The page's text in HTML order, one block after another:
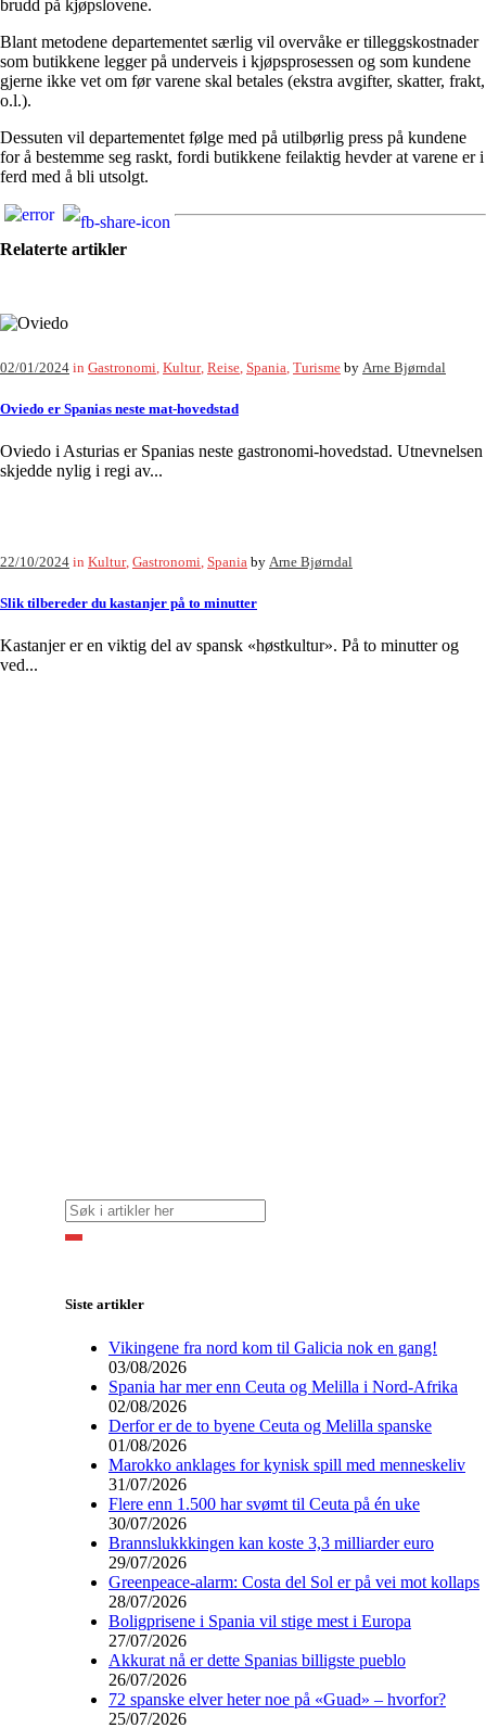
brudd på kjøpslovene.
Blant metodene departementet særlig vil overvåke er tilleggskostnader
som butikkene legger på underveis i kjøpsprosessen og som kundene
gjerne ikke vet om før varene skal betales (ekstra avgifter, skatter, frakt,
o.l.).
Dessuten vil departementet følge med på utilbørlig press på kundene
for å bestemme seg raskt, fordi butikkene feilaktig hevder at varene er i
ferd med å bli utsolgt.
Relaterte artikler
02/01/2024 in Gastronomi Kultur, Reise Spania Turisme by Arne Bjørndal
Oviedo er Spanias neste mat-hovedstad
Oviedo i Asturias er Spanias neste gastronomi-hovedstad. Utnevnelsen
skjedde nylig i regi av...
22/10/2024 in Kultur, Gastronomi, Spania by Arne Bjørndal
Slik tilbereder du kastanjer på to minutter
Kastanjer er en viktig del av spansk «høstkultur». På to minutter og
ved...
Siste artikler
Vikingene fra nord kom til Galicia nok en gang!
03/08/2026
Spania har mer enn Ceuta og Melilla i Nord-Afrika
02/08/2026
Derfor er de to byene Ceuta og Melilla spanske
01/08/2026
Marokko anklages for kynisk spill med menneskeliv
31/07/2026
Flere enn 1.500 har svømt til Ceuta på én uke
30/07/2026
Brannslukkkingen kan koste 3,3 milliarder euro
29/07/2026
Greenpeace-alarm: Costa del Sol er på vei mot kollaps
28/07/2026
Boligprisene i Spania vil stige mest i Europa
27/07/2026
Akkurat nå er dette Spanias billigste pueblo
26/07/2026
72 spanske elver heter noe på «Guad» – hvorfor?
25/07/2026